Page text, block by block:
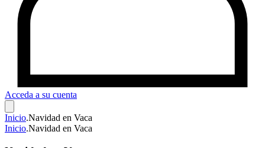
Acceda a su cuenta
Inicio.Navidad en Vaca
Inicio.Navidad en Vaca